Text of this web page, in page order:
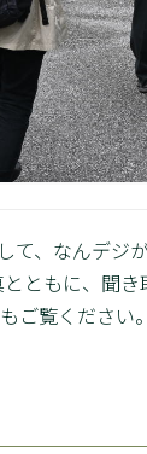
て、なんデジ
ともに、聞
ご覧ください